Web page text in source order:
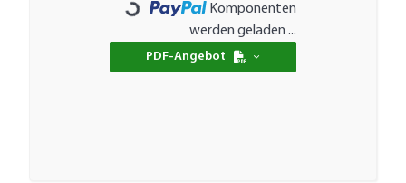
Loading...
Komponenten
werden geladen ...
PDF-Angebot